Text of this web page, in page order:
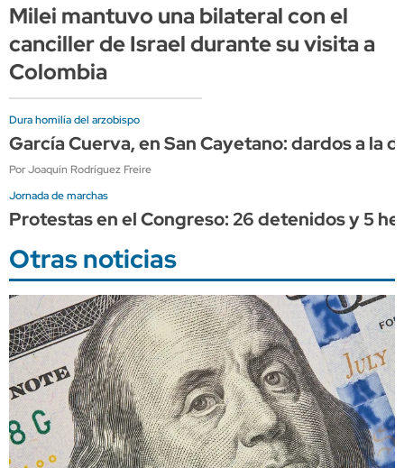
Milei mantuvo una bilateral con el
canciller de Israel durante su visita a
Colombia
Dura homilía del arzobispo
García Cuerva, en San Cayetano: dardos a la
Por Joaquín Rodríguez Freire
Jornada de marchas
Protestas en el Congreso: 26 detenidos y 5
Otras noticias